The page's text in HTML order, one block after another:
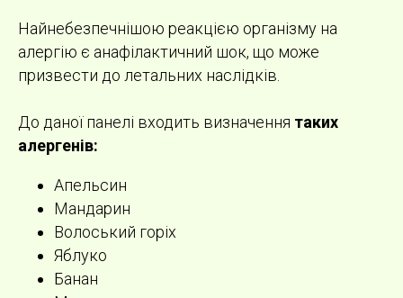
Найнебезпечнішою реакцією організму на
алергію є анафілактичний шок, що може
призвести до летальних наслідків.
До даної панелі входить визначення таких
алергенів:
Апельсин
Мандарин
Волоський горіх
Яблуко
Банан